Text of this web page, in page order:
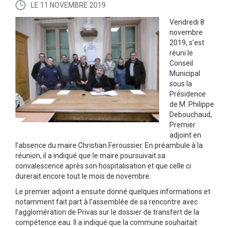
LE 11 NOVEMBRE 2019
Vendredi 8
novembre
2019, s’est
réuni le
Conseil
Municipal
sous la
Présidence
de M. Philippe
Debouchaud,
Premier
adjoint en
l’absence du maire Christian Feroussier. En préambule à la
réunion, il a indiqué que le maire poursuivait sa
convalescence après son hospitalisation et que celle ci
durerait encore tout le mois de novembre.
Le premier adjoint a ensuite donné quelques informations et
notamment fait part à l’assemblée de sa rencontre avec
l’agglomération de Privas sur le dossier de transfert de la
compétence eau. Il a indiqué que la commune souhaitait